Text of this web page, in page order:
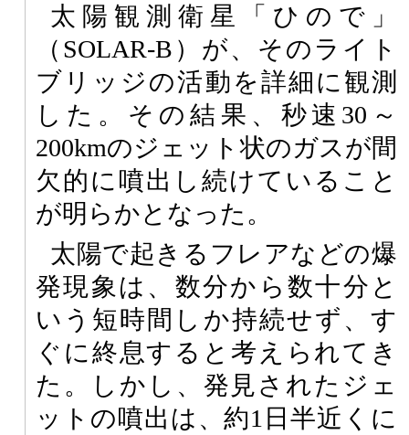
太陽観測衛星「ひので」
（SOLAR-B）が、そのライト
ブリッジの活動を詳細に観測
した。その結果、秒速30～
200kmのジェット状のガスが間
欠的に噴出し続けていること
が明らかとなった。
太陽で起きるフレアなどの爆
発現象は、数分から数十分と
いう短時間しか持続せず、す
ぐに終息すると考えられてき
た。しかし、発見されたジェ
ットの噴出は、約1日半近くに